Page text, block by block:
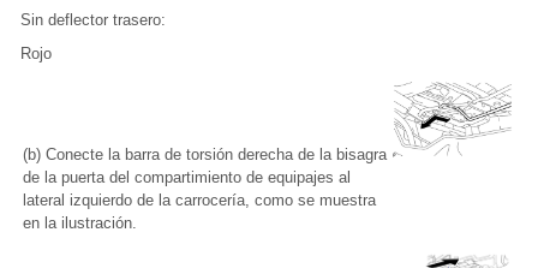
Sin deflector trasero:
Rojo
(b) Conecte la barra de torsión derecha de la bisagra
de la puerta del compartimiento de equipajes al
lateral izquierdo de la carrocería, como se muestra
en la ilustración.